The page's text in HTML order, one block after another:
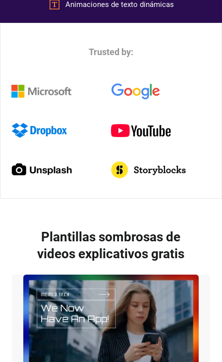
Animaciones de texto dinámicas
Trusted by:
Plantillas sombrosas de
videos explicativos gratis